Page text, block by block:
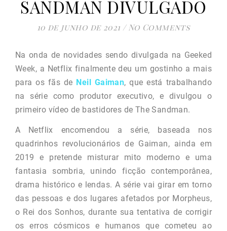
SANDMAN DIVULGADO
10 de junho de 2021 / No Comments
Na onda de novidades sendo divulgada na Geeked
Week, a Netflix finalmente deu um gostinho a mais
para os fãs de Neil Gaiman, que está trabalhando
na série como produtor executivo, e divulgou o
primeiro vídeo de bastidores de The Sandman.
A Netflix encomendou a série, baseada nos
quadrinhos revolucionários de Gaiman, ainda em
2019 e pretende misturar mito moderno e uma
fantasia sombria, unindo ficção contemporânea,
drama histórico e lendas. A série vai girar em torno
das pessoas e dos lugares afetados por Morpheus,
o Rei dos Sonhos, durante sua tentativa de corrigir
os erros cósmicos e humanos que cometeu ao